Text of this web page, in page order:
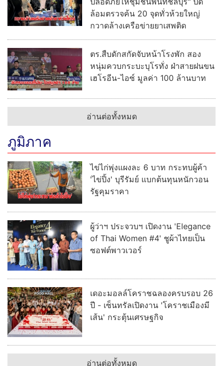
ล้อมตรวจค้น 20 จุดทั่วห้วยใหญ่
กวาดล้างเครือข่ายยาเสพติด
ตร.สืบดักสกัดจับหน้าโรงพัก สอง
หนุ่มควบกระบะบุโรทั่ง ฝ่าสายฝนขน
เฮโรอีน-ไอซ์ มูลค่า 100 ล้านบาท
อ่านต่อทั้งหมด
ภูมิภาค
ไข่ไก่พุ่งแผงละ 6 บาท กระทบผู้ค้า
'ไข่ปิ้ง' บุรีรัมย์ แบกต้นทุนหนักวอน
รัฐคุมราคา
ผู้ว่าฯ ประจวบฯ เปิดงาน 'Elegance
of Thai Women #4' ชูผ้าไทยเป็น
ซอฟต์พาวเวอร์
เดอะมอลล์โคราชฉลองครบรอบ 26
ปี - เซ็นทรัลเปิดงาน 'โคราชเมืองมี
เส้น' กระตุ้นเศรษฐกิจ
อ่านต่อทั้งหมด